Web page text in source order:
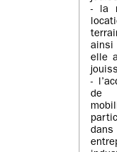
- la
ainsi
elle
-
de